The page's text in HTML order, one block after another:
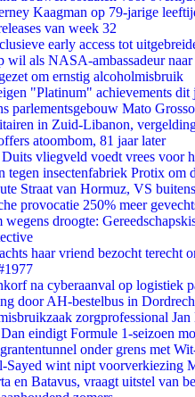
Kaagman op 79-jarige
van week 32
early access tot
wil als NASA-ambassadeur naar
om ernstig alcoholmisbruik
"Platinum" achievements dit
parlementsgebouw Mato
in Zuid-Libanon,
atoombom, 81 jaar later
vliegveld voedt vrees voor
insectenfabriek Protix om
Straat van Hormuz, VS
provocatie 250% meer
wegens droogte:
haar vriend bezocht terecht
na cyberaanval op logistiek
door AH-bestelbus in
zorgprofessional
eindigt Formule 1-seizoen
onder grens met
Sayed wint nipt voorverkiezing
en Batavus, vraagt uitstel van